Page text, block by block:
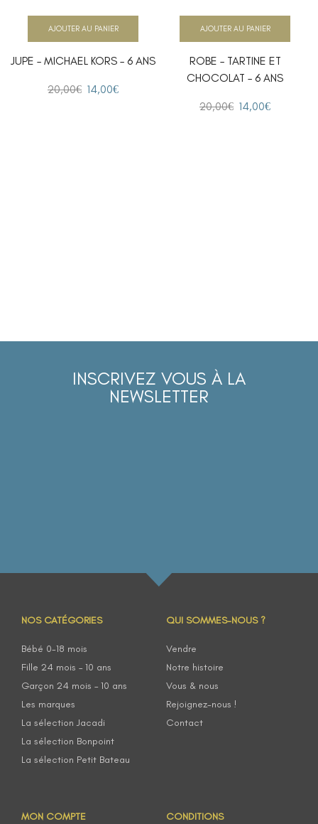
JUPE – MICHAEL KORS – 6 ANS
20,00€ 14,00€
AJOUTER AU PANIER
ROBE – TARTINE ET
CHOCOLAT – 6 ANS
20,00€ 14,00€
AJOUTER AU PANIER
INSCRIVEZ VOUS À LA
NEWSLETTER
NOS CATÉGORIES
Bébé 0-18 mois
Fille 24 mois – 10 ans
Garçon 24 mois – 10 ans
Les marques
La sélection Jacadi
La sélection Bonpoint
La sélection Petit Bateau
QUI SOMMES-NOUS ?
Vendre
Notre histoire
Vous & nous
Rejoignez-nous !
Contact
MON COMPTE CONDITIONS